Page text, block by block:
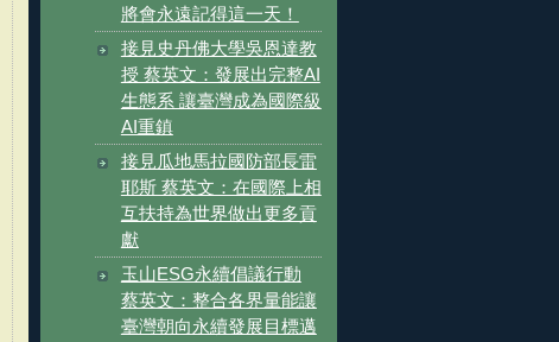
將會永遠記得這一天！
接見史丹佛大學吳恩達教
授 蔡英文：發展出完整AI
生態系 讓臺灣成為國際級
AI重鎮
接見瓜地馬拉國防部長雷
耶斯 蔡英文：在國際上相
互扶持為世界做出更多貢
獻
玉山ESG永續倡議行動
蔡英文：整合各界量能讓
臺灣朝向永續發展目標邁